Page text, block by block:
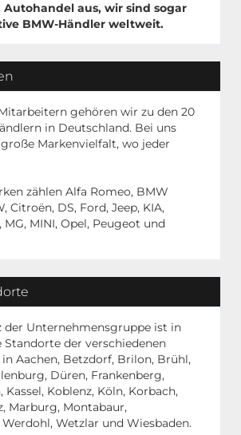
Autohandel aus, wir sind sogar
BMW-Händler weltweit.
gehören wir zu den 20
in Deutschland. Bei uns
Markenvielfalt, wo jeder
zählen Alfa Romeo, BMW
Citroën, DS, Ford, Jeep, KIA,
MG, MINI, Opel, Peugeot und
der Unternehmensgruppe ist in
Standorte der verschiedenen
Aachen, Betzdorf, Brilon, Brühl,
Düren, Frankenberg,
Kassel, Koblenz, Köln, Korbach,
Marburg, Montabaur,
Wetzlar und Wiesbaden.